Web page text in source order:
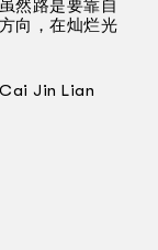
然路是要靠自
向，在灿烂光
Jin Lian